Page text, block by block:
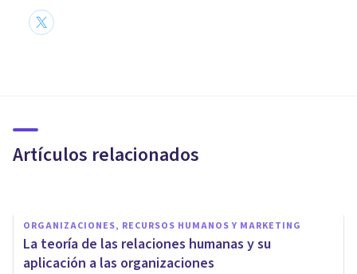
Artículos relacionados
Publicidad
ORGANIZACIONES, RECURSOS HUMANOS Y MARKETING
La teoría de las relaciones humanas y su
aplicación a las organizaciones